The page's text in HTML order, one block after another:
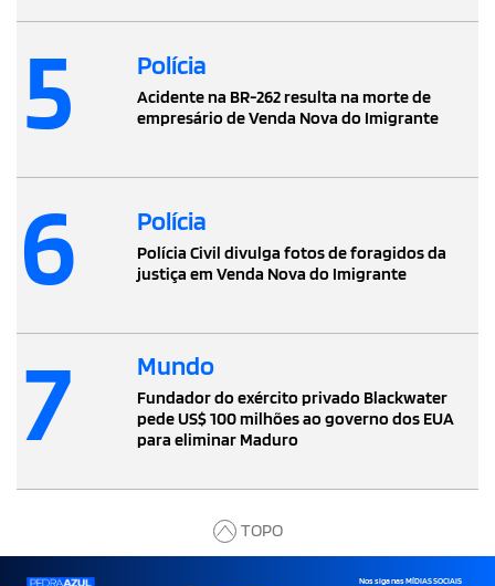
5 Polícia
Acidente na BR-262 resulta na morte de
empresário de Venda Nova do Imigrante
6 Polícia
Polícia Civil divulga fotos de foragidos da
justiça em Venda Nova do Imigrante
7 Mundo
Fundador do exército privado Blackwater
pede US$ 100 milhões ao governo dos EUA
para eliminar Maduro
TOPO
Nos siga nas MÍDIAS SOCIAIS